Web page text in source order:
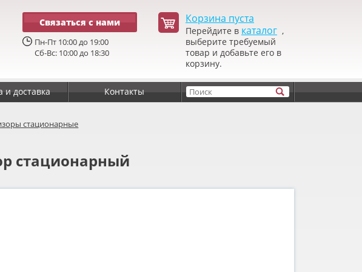
Связаться с нами
Пн-Пт 10:00 до 19:00
Сб-Вс: 10:00 до 18:30
Корзина пуста
Перейдите в каталог ,
выберите требуемый
товар и добавьте его в
корзину.
и доставка Контакты
стационарные
стационарный